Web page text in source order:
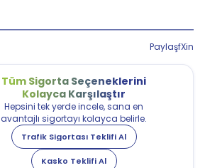
PaylaşfXin
Tüm Sigorta Seçeneklerini
Kolayca Karşılaştır
Hepsini tek yerde incele, sana en
avantajlı sigortayı kolayca belirle.
Trafik Sigortası Teklifi Al
Kasko Teklifi Al